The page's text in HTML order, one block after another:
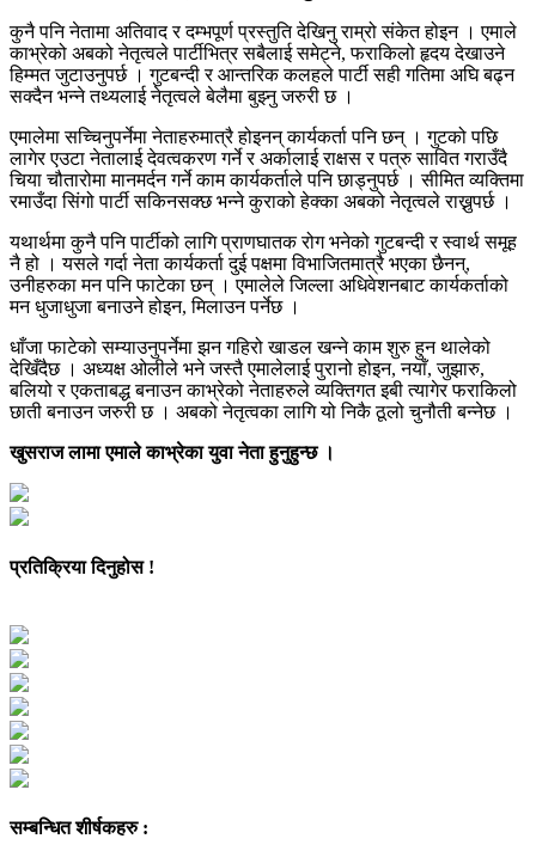
कुनै पनि नेतामा अतिवाद र दम्भपूर्ण प्रस्तुति देखिनु राम्रो संकेत होइन । एमाले
काभ्रेको अबको नेतृत्वले पार्टीभित्र सबैलाई समेट्ने, फराकिलो हृदय देखाउने
हिम्मत जुटाउनुपर्छ । गुटबन्दी र आन्तरिक कलहले पार्टी सही गतिमा अघि बढ्न
सक्दैन भन्ने तथ्यलाई नेतृत्वले बेलैमा बुझ्नु जरुरी छ ।
एमालेमा सच्चिनुपर्नेमा नेताहरुमात्रै होइनन् कार्यकर्ता पनि छन् । गुटको पछि
लागेर एउटा नेतालाई देवत्वकरण गर्ने र अर्कालाई राक्षस र पत्रु सावित गराउँदै
चिया चौतारोमा मानमर्दन गर्ने काम कार्यकर्ताले पनि छाड्नुपर्छ । सीमित व्यक्तिमा
रमाउँदा सिंगो पार्टी सकिनसक्छ भन्ने कुराको हेक्का अबको नेतृत्वले राख्नुपर्छ ।
यथार्थमा कुनै पनि पार्टीको लागि प्राणघातक रोग भनेको गुटबन्दी र स्वार्थ समूह
नै हो । यसले गर्दा नेता कार्यकर्ता दुई पक्षमा विभाजितमात्रै भएका छैनन्,
उनीहरुका मन पनि फाटेका छन् । एमालेले जिल्ला अधिवेशनबाट कार्यकर्ताको
मन धुजाधुजा बनाउने होइन, मिलाउन पर्नेछ ।
धाँजा फाटेको सम्याउनुपर्नेमा झन गहिरो खाडल खन्ने काम शुरु हुन थालेको
देखिँदैछ । अध्यक्ष ओलीले भने जस्तै एमालेलाई पुरानो होइन, नयाँ, जुझारु,
बलियो र एकताबद्ध बनाउन काभ्रेको नेताहरुले व्यक्तिगत इबी त्यागेर फराकिलो
छाती बनाउन जरुरी छ । अबको नेतृत्वका लागि यो निकै ठूलो चुनौती बन्नेछ ।
खुसराज लामा एमाले काभ्रेका युवा नेता हुनुहुन्छ ।
प्रतिक्रिया दिनुहोस !
सम्बन्धित शीर्षकहरु :